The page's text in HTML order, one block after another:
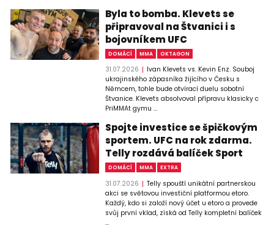
Byla to bomba. Klevets se
připravoval na Štvanici i s
bojovníkem UFC
DOMÁCÍ MMA OKTAGON
31.07.2026
Ivan Klevets vs. Kevin Enz. Souboj
ukrajinského zápasníka žijícího v Česku s
Němcem, tohle bude otvírací duelu sobotní
Štvanice. Klevets absolvoval přípravu klasicky c
PriMMAt gymu ...
Spojte investice se špičkovým
sportem. UFC na rok zdarma.
Telly rozdává balíček Sport
DOMÁCÍ MMA EXTRA
31.07.2026
Telly spouští unikátní partnerskou
akci se světovou investiční platformou etoro.
Každý, kdo si založí nový účet u etoro a provede
svůj první vklad, získá od Telly kompletní balíček
...